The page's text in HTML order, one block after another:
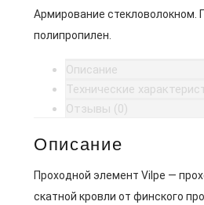
Армирование стекловолокном.
полипропилен.
Описание
Технические
Отзывы (0)
Описание
Проходной элемент Vilpe —
скатной кровли от финского